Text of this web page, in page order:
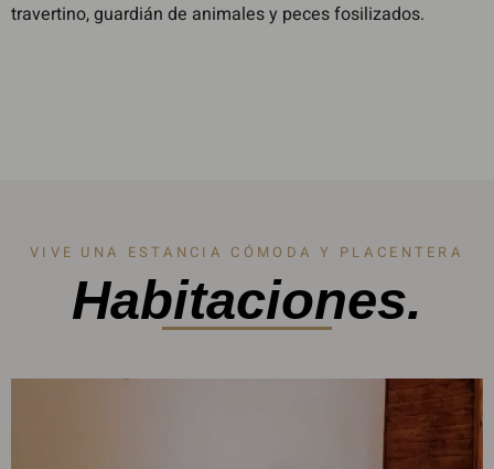
travertino, guardián de animales y peces fosilizados.
VIVE UNA ESTANCIA CÓMODA Y PLACENTERA
Habitaciones.